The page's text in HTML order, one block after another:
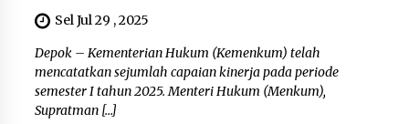
Sel Jul 29 , 2025
Depok – Kementerian Hukum (Kemenkum) telah
mencatatkan sejumlah capaian kinerja pada periode
semester I tahun 2025. Menteri Hukum (Menkum),
Supratman […]